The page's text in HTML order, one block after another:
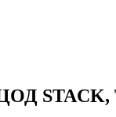
STACK,